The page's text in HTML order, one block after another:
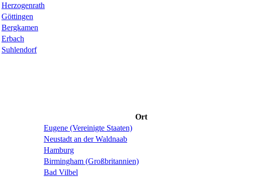
Herzogenrath
Göttingen
Bergkamen
Erbach
Suhlendorf
Ort
Eugene (Vereinigte Staaten)
Neustadt an der Waldnaab
Hamburg
Birmingham (Großbritannien)
Bad Vilbel